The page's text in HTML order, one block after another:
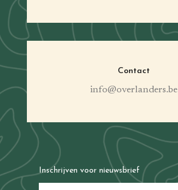
Contact
info@overlanders.be
Inschrijven voor nieuwsbrief